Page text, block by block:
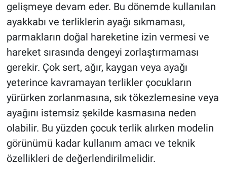
gelişmeye devam eder. Bu dönemde kullanılan
ayakkabı ve terliklerin ayağı sıkmaması,
parmakların doğal hareketine izin vermesi ve
hareket sırasında dengeyi zorlaştırmaması
gerekir. Çok sert, ağır, kaygan veya ayağı
yeterince kavramayan terlikler çocukların
yürürken zorlanmasına, sık tökezlemesine veya
ayağını istemsiz şekilde kasmasına neden
olabilir. Bu yüzden çocuk terlik alırken modelin
görünümü kadar kullanım amacı ve teknik
özellikleri de değerlendirilmelidir.